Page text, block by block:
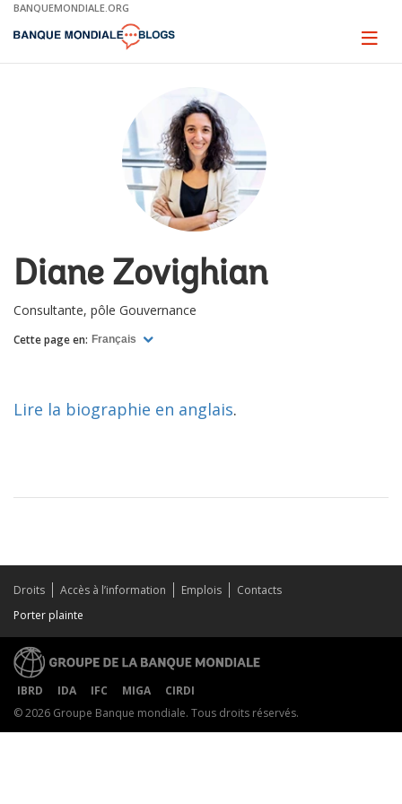
Skip
Main
BANQUEMONDIALE.ORG
Page
Diane Zovighian
Consultante, pôle Gouvernance
Cette page en: Français
Lire la biographie en anglais.
Droits Accès à l’information Emplois
Contacts
Porter plainte
IBRD IDA IFC MIGA
CIRDI
© 2026 Groupe Banque mondiale. Tous droits réservés.